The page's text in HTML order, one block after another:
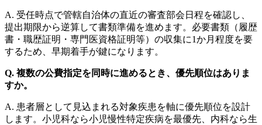
A. 受任時点で管轄自治体の直近の審査部会日程を確認し、
提出期限から逆算して書類準備を進めます。必要書類（履歴
書・職歴証明・専門医資格証明等）の収集に1か月程度を要
するため、早期着手が鍵になります。
Q. 複数の公費指定を同時に進めるとき、優先順位はありま
すか。
A. 患者層として見込まれる対象疾患を軸に優先順位を設計
します。小児科なら小児慢性特定疾病を最優先、内科なら生